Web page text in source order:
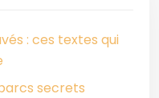
: ces textes qui
secrets